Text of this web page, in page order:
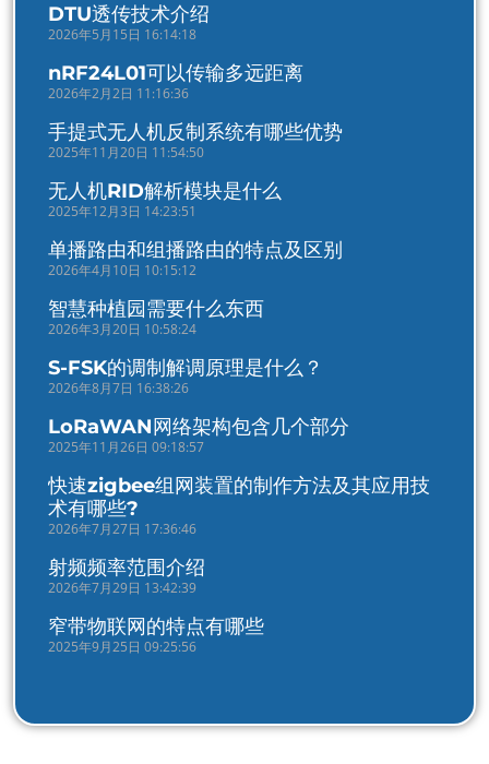
DTU透传技术介绍
2026年5月15日 16:14:18
nRF24L01可以传输多远距离
2026年2月2日 11:16:36
手提式无人机反制系统有哪些优势
2025年11月20日 11:54:50
无人机RID解析模块是什么
2025年12月3日 14:23:51
单播路由和组播路由的特点及区别
2026年4月10日 10:15:12
智慧种植园需要什么东西
2026年3月20日 10:58:24
S-FSK的调制解调原理是什么？
2026年8月7日 16:38:26
LoRaWAN网络架构包含几个部分
2025年11月26日 09:18:57
快速zigbee组网装置的制作方法及其应用技
术有哪些?
2026年7月27日 17:36:46
射频频率范围介绍
2026年7月29日 13:42:39
窄带物联网的特点有哪些
2025年9月25日 09:25:56